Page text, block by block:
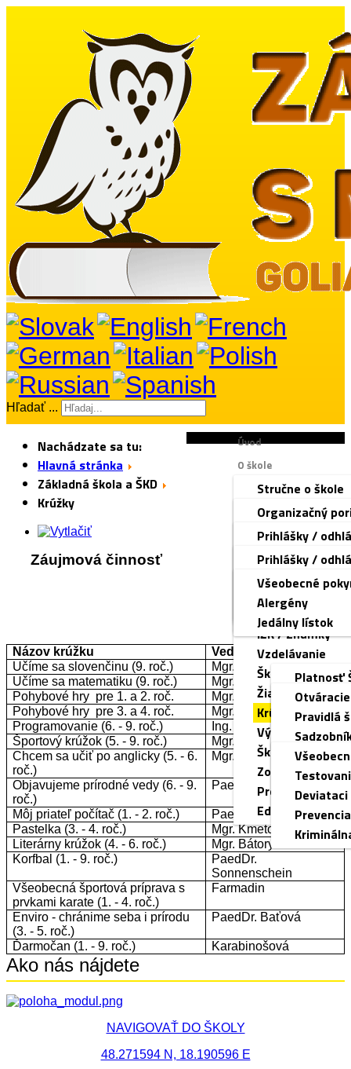
Hľadať ...
Úvod
O škole
Stručne o škole
Manažment
Zamestnanci
Rada školy
Voľné
Ochrana
Fotogaléria
Dokumenty
Organizačný
Kolektívna
Stratégia bez
Školský poriadok
pre
pre deti
pre deti
Správa o VVČ
Zmluvy,
Základná škola a ŠKD
Prihlášky /
Organizácia
Triednictvo
Rozvrh hodín
Zvonenie
IŽK / Známky
Vzdelávanie
Platnosť
iŠkVP
Programy
Školská knižnica
Pravidlá
Žiacky
Krúžky
Výchovný
Deviataci
Školský
Zoznam
Prenájom
Edupage -
Materská škola
Prihlášky /
Čo by malo 3-
Zoznam potrieb
iŠkVP
Školská jedáleň
Všeobecné
Alergény
Jedálny lístok
Tlačivá
Kontakt
Nachádzate sa tu:
Hlavná stránka
Základná škola a ŠKD
Krúžky
Záujmová činnosť
Názov krúžku
Vedie
Učíme sa slovenčinu (9. roč.)
Mgr. Michaličková
Učíme sa matematiku (9. roč.)
Mgr. Liptáková
Pohybové hry pre 1. a 2. roč.
Mgr. Čurgaliová
Pohybové hry pre 3. a 4. roč.
Mgr. Pauerová
Programovanie (6. - 9. roč.)
Ing. Ďurina
Športový krúžok (5. - 9. roč.)
Mgr. Války
Chcem sa učiť po anglicky (5. - 6.
roč.)
Mgr. Mikulová
Objavujeme prírodné vedy (6. - 9.
roč.)
PaedDr. Hudecová
Môj priateľ počítač (1. - 2. roč.)
PaedDr. Krištofíková
Pastelka (3. - 4. roč.)
Mgr. Kmetová
Literárny krúžok (4. - 6. roč.)
Mgr. Bátoryová
Korfbal (1. - 9. roč.)
PaedDr.
Sonnenschein
Všeobecná športová príprava s
prvkami karate (1. - 4. roč.)
Farmadin
Enviro - chránime seba i prírodu
(3. - 5. roč.)
PaedDr. Baťová
Ďarmočan (1. - 9. roč.) Karabinošová
Ako nás nájdete
NAVIGOVAŤ DO ŠKOLY
48.271594 N, 18.190596 E